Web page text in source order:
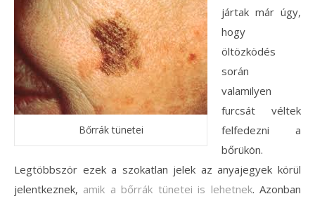
Bőrrák tünetei
jártak már úgy,
hogy
öltözködés
során
valamilyen
furcsát véltek
felfedezni a
bőrükön.
Legtöbbször ezek a szokatlan jelek az anyajegyek körül
jelentkeznek, amik a bőrrák tünetei is lehetnek. Azonban